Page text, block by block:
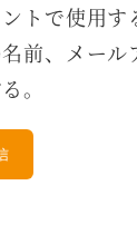
トで使用す
前、メール
。